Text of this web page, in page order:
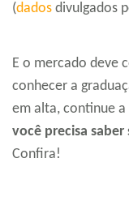
(dados divulgados
E o mercado deve
conhecer a
em alta, continue
você precisa
Confira!